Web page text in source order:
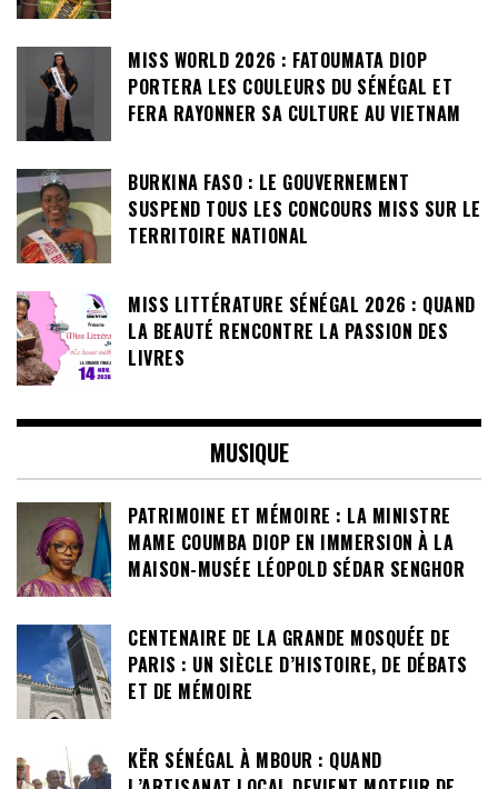
MISS WORLD 2026 : FATOUMATA DIOP
PORTERA LES COULEURS DU SÉNÉGAL ET
FERA RAYONNER SA CULTURE AU VIETNAM
BURKINA FASO : LE GOUVERNEMENT
SUSPEND TOUS LES CONCOURS MISS SUR LE
TERRITOIRE NATIONAL
MISS LITTÉRATURE SÉNÉGAL 2026 : QUAND
LA BEAUTÉ RENCONTRE LA PASSION DES
LIVRES
MUSIQUE
PATRIMOINE ET MÉMOIRE : LA MINISTRE
MAME COUMBA DIOP EN IMMERSION À LA
MAISON-MUSÉE LÉOPOLD SÉDAR SENGHOR
CENTENAIRE DE LA GRANDE MOSQUÉE DE
PARIS : UN SIÈCLE D’HISTOIRE, DE DÉBATS
ET DE MÉMOIRE
KËR SÉNÉGAL À MBOUR : QUAND